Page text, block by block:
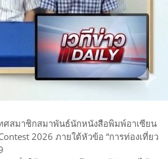
ศสมาชิกสมาพันธ์นักหนังสือพิมพ์อาเซียน
2026 ภายใต้หัวข้อ “การท่องเที่ยว